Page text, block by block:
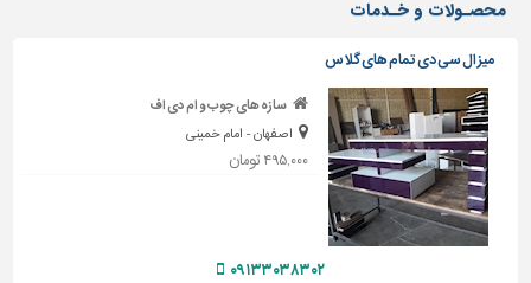
ساختمانی
پله،
نرده
و
حفاظ
دیوارپوش،
محصـولات و خـدمات
میز ال سی دی تمام های گلاس
سازه های چوب و ام دی اف
اصفهان - امام خمینی
۴۹۵,۰۰۰ تومان
۰۹۱۳۳۰۳۸۳۰۲